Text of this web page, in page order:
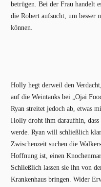
betrügen. Bei der Frau handelt
die Robert aufsucht, um
können.
Holly hegt derweil den
auf die Weintanks bei „Ojai
Ryan streitet jedoch ab, etwas
Holly droht ihm daraufhin, dass
werde. Ryan will schließlich
Zwischenzeit suchen die
Hoffnung ist, einen
Schließlich lassen sie ihn von
Krankenhaus bringen. Wider